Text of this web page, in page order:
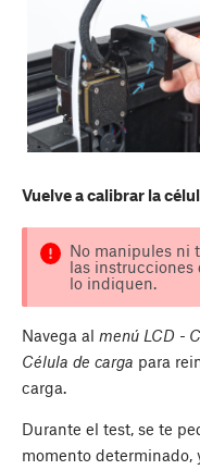
Vuelve a calibrar la
No manipules ni
las instrucciones
lo indiquen.
Navega al menú LCD -
Célula de carga para
carga.
Durante el test, se te
momento determinado,